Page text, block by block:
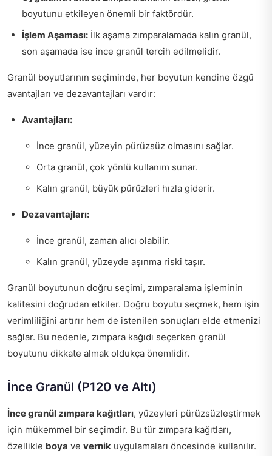
boyutunu etkileyen önemli bir faktördür.
İşlem Aşaması: İlk aşama zımparalamada kalın granül,
son aşamada ise ince granül tercih edilmelidir.
Granül boyutlarının seçiminde, her boyutun kendine özgü
avantajları ve dezavantajları vardır:
Avantajları:
İnce granül, yüzeyin pürüzsüz olmasını sağlar.
Orta granül, çok yönlü kullanım sunar.
Kalın granül, büyük pürüzleri hızla giderir.
Dezavantajları:
İnce granül, zaman alıcı olabilir.
Kalın granül, yüzeyde aşınma riski taşır.
Granül boyutunun doğru seçimi, zımparalama işleminin
kalitesini doğrudan etkiler. Doğru boyutu seçmek, hem işin
verimliliğini artırır hem de istenilen sonuçları elde etmenizi
sağlar. Bu nedenle, zımpara kağıdı seçerken granül
boyutunu dikkate almak oldukça önemlidir.
İnce Granül (P120 ve Altı)
İnce granül zımpara kağıtları, yüzeyleri pürüzsüzleştirmek
için mükemmel bir seçimdir. Bu tür zımpara kağıtları,
özellikle boya ve vernik uygulamaları öncesinde kullanılır.